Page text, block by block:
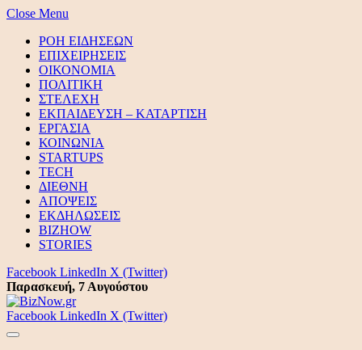
Close Menu
ΡΟΗ ΕΙΔΗΣΕΩΝ
ΕΠΙΧΕΙΡΗΣΕΙΣ
ΟΙΚΟΝΟΜΙΑ
ΠΟΛΙΤΙΚΗ
ΣΤΕΛΕΧΗ
ΕΚΠΑΙΔΕΥΣΗ – ΚΑΤΑΡΤΙΣΗ
ΕΡΓΑΣΙΑ
ΚΟΙΝΩΝΙΑ
STARTUPS
TECH
ΔΙΕΘΝΗ
ΑΠΟΨΕΙΣ
ΕΚΔΗΛΩΣΕΙΣ
BIZHOW
STORIES
Facebook LinkedIn X (Twitter)
Παρασκευή, 7 Αυγούστου
Facebook LinkedIn X (Twitter)